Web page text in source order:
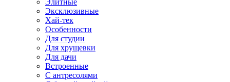
Элитные
Эксклюзивные
Хай-тек
Особенности
Для студии
Для хрущевки
Для дачи
Встроенные
С антресолями